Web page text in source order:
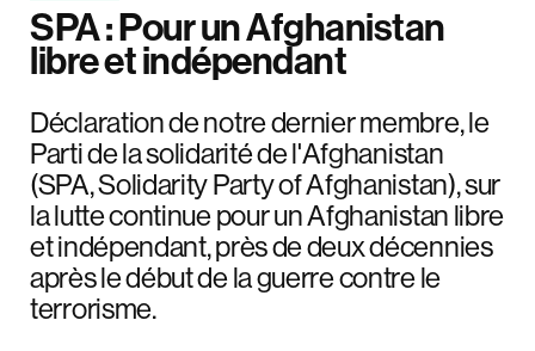
SPA : Pour un Afghanistan
libre et indépendant
Déclaration de notre dernier membre, le
Parti de la solidarité de l'Afghanistan
(SPA, Solidarity Party of Afghanistan), sur
la lutte continue pour un Afghanistan libre
et indépendant, près de deux décennies
après le début de la guerre contre le
terrorisme.